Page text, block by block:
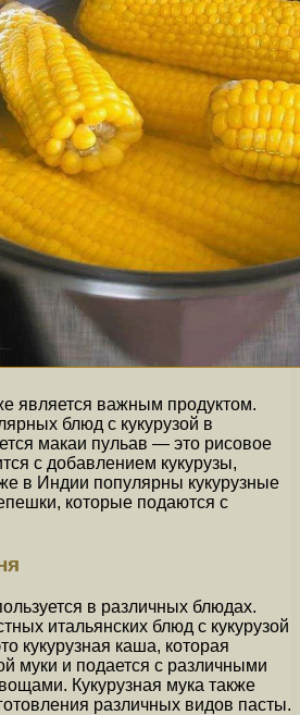
является важным продуктом.
блюд с кукурузой в
макаи пульав — это рисовое
с добавлением кукурузы,
в Индии популярны кукурузные
которые подаются с
в различных блюдах.
итальянских блюд с кукурузой
кукурузная каша, которая
муки и подается с различными
Кукурузная мука также
различных видов пасты.